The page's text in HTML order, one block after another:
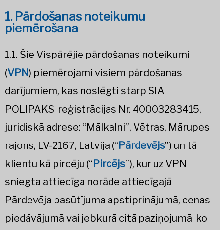
1. Pārdošanas noteikumu
piemērošana
1.1. Šie Vispārējie pārdošanas noteikumi
(VPN) piemērojami visiem pārdošanas
darījumiem, kas noslēgti starp SIA
POLIPAKS, reģistrācijas Nr. 40003283415,
juridiskā adrese: “Mālkalni”, Vētras, Mārupes
rajons, LV-2167, Latvija (“Pārdevējs”) un tā
klientu kā pircēju (“Pircējs”), kur uz VPN
sniegta attiecīga norāde attiecīgajā
Pārdevēja pasūtījuma apstiprinājumā, cenas
piedāvājumā vai jebkurā citā paziņojumā, ko